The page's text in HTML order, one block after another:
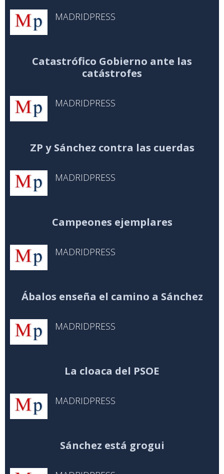
MADRIDPRESS
Catastrófico Gobierno ante las
catástrofes
MADRIDPRESS
ZP y Sánchez contra las cuerdas
MADRIDPRESS
Campeones ejemplares
MADRIDPRESS
Ábalos enseña el camino a Sánchez
MADRIDPRESS
La cloaca del PSOE
MADRIDPRESS
Sánchez está grogui